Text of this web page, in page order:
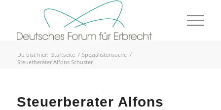
Du bist hier: Startseite / Spezialistensuche /
Steuerberater Alfons Schuster
Steuerberater Alfons